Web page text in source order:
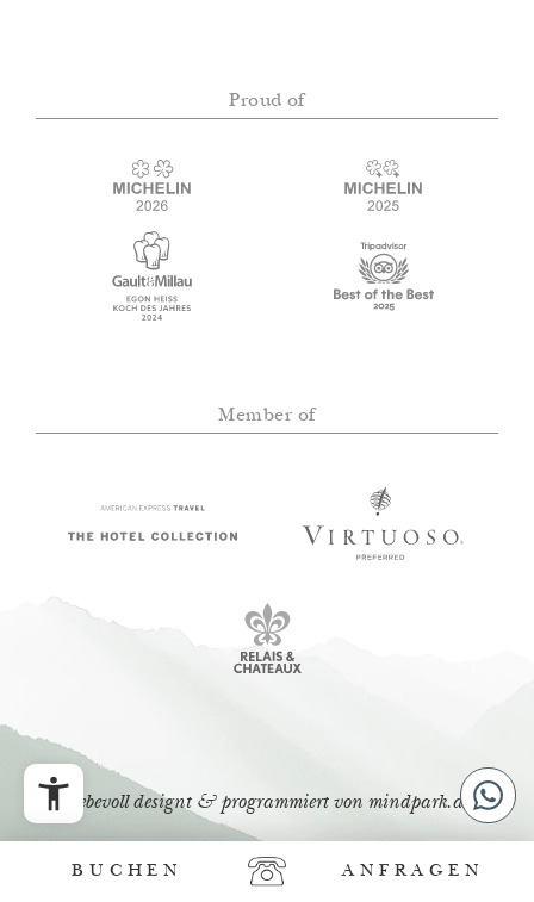
BUCHEN ANFRAGEN
Proud of
Member of
liebevoll designt & programmiert von mindpark.at